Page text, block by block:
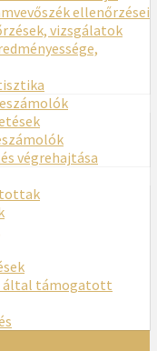
ellenőrzései
vizsgálatok
végrehajtása
által támogatott